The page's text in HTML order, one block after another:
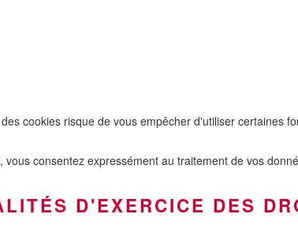
cookies risque de vous empêcher d'utiliser certaines
vous consentez expressément au traitement de vos
D'EXERCICE DES